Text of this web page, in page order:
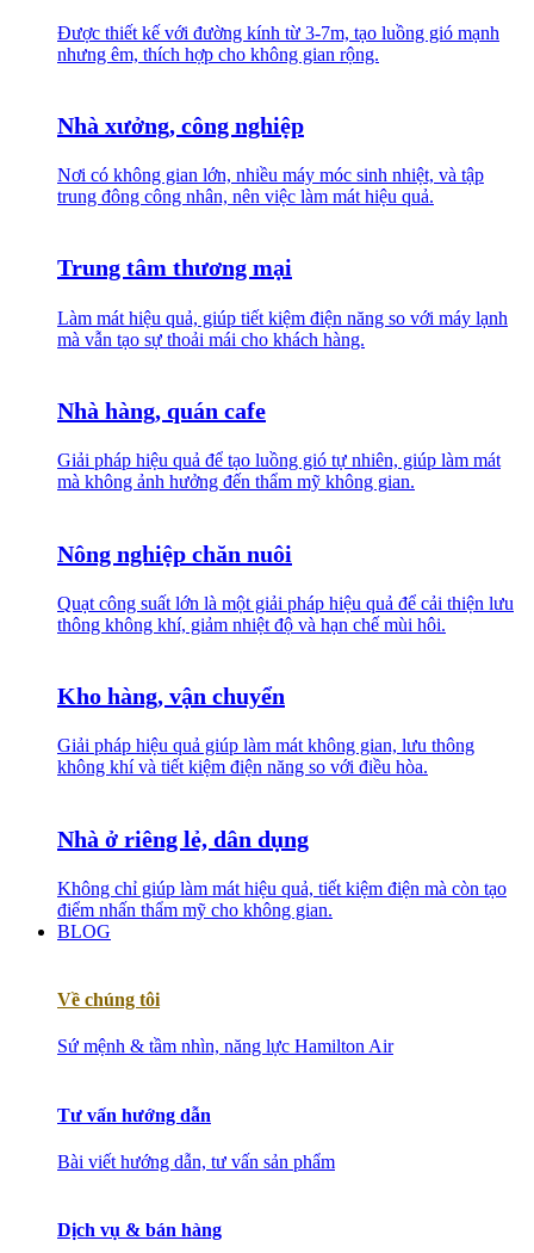
Được thiết kế với đường kính từ 3-7m, tạo luồng gió mạnh
nhưng êm, thích hợp cho không gian rộng.
Nhà xưởng, công nghiệp
Nơi có không gian lớn, nhiều máy móc sinh nhiệt, và tập
trung đông công nhân, nên việc làm mát hiệu quả.
Trung tâm thương mại
Làm mát hiệu quả, giúp tiết kiệm điện năng so với máy lạnh
mà vẫn tạo sự thoải mái cho khách hàng.
Nhà hàng, quán cafe
Giải pháp hiệu quả để tạo luồng gió tự nhiên, giúp làm mát
mà không ảnh hưởng đến thẩm mỹ không gian.
Nông nghiệp chăn nuôi
Quạt công suất lớn là một giải pháp hiệu quả để cải thiện lưu
thông không khí, giảm nhiệt độ và hạn chế mùi hôi.
Kho hàng, vận chuyển
Giải pháp hiệu quả giúp làm mát không gian, lưu thông
không khí và tiết kiệm điện năng so với điều hòa.
Nhà ở riêng lẻ, dân dụng
Không chỉ giúp làm mát hiệu quả, tiết kiệm điện mà còn tạo
điểm nhấn thẩm mỹ cho không gian.
BLOG
Về chúng tôi
Sứ mệnh & tầm nhìn, năng lực Hamilton Air
Tư vấn hướng dẫn
Bài viết hướng dẫn, tư vấn sản phẩm
Dịch vụ & bán hàng